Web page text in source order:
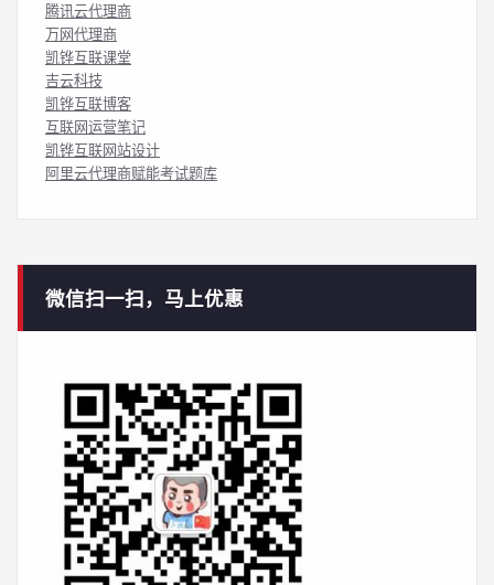
腾讯云代理商
万网代理商
凯铧互联课堂
吉云科技
凯铧互联博客
互联网运营笔记
凯铧互联网站设计
阿里云代理商赋能考试题库
微信扫一扫，马上优惠